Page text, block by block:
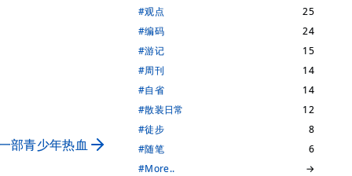
部青少年热血
#观点
25
#编码
24
#游记
15
#周刊
14
#自省
14
#散装日常
12
#徒步
8
#随笔
6
#More..
→